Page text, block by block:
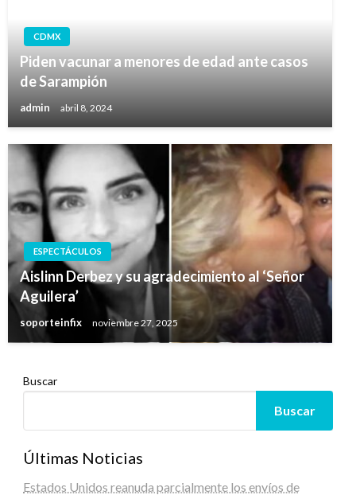
CDMX
Piden vacunar a menores de edad ante casos
de Sarampión
admin abril 8, 2024
ESPECTÁCULOS
Aislinn Derbez y su agradecimiento al ‘Señor
Aguilera’
soporteinfix noviembre 27, 2025
Buscar
Buscar
Últimas Noticias
Estados Unidos reanuda parcialmente los envíos de